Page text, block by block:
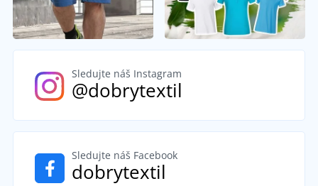
Sledujte náš Instagram
@dobrytextil
Sledujte náš Facebook
dobrytextil